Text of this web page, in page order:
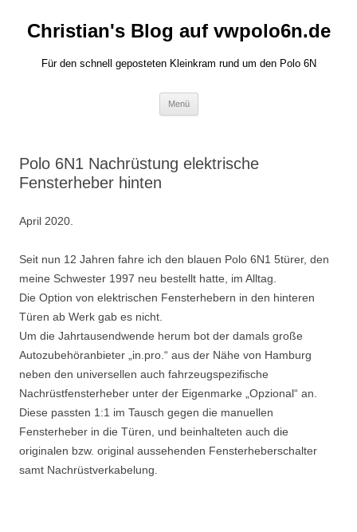
springen
Christian's Blog auf vwpolo6n.de
Für den schnell geposteten Kleinkram rund um den Polo 6N
Menü
Polo 6N1 Nachrüstung elektrische
Fensterheber hinten
April 2020.
Seit nun 12 Jahren fahre ich den blauen Polo 6N1 5türer, den
meine Schwester 1997 neu bestellt hatte, im Alltag.
Die Option von elektrischen Fensterhebern in den hinteren
Türen ab Werk gab es nicht.
Um die Jahrtausendwende herum bot der damals große
Autozubehöranbieter „in.pro.“ aus der Nähe von Hamburg
neben den universellen auch fahrzeugspezifische
Nachrüstfensterheber unter der Eigenmarke „Opzional“ an.
Diese passten 1:1 im Tausch gegen die manuellen
Fensterheber in die Türen, und beinhalteten auch die
originalen bzw. original aussehenden Fensterheberschalter
samt Nachrüstverkabelung.